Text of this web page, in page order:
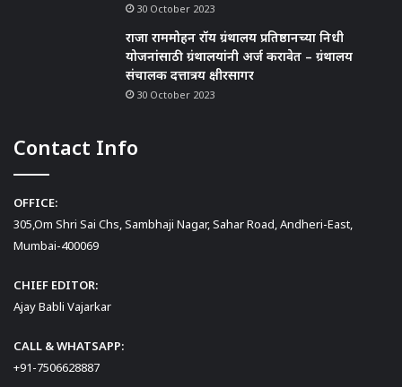
30 October 2023
राजा राममोहन रॉय ग्रंथालय प्रतिष्ठानच्या निधी
योजनांसाठी ग्रंथालयांनी अर्ज करावेत – ग्रंथालय
संचालक दत्तात्रय क्षीरसागर
30 October 2023
Contact Info
OFFICE:
305,Om Shri Sai Chs, Sambhaji Nagar, Sahar Road, Andheri-East,
Mumbai-400069
CHIEF EDITOR:
Ajay Babli Vajarkar
CALL & WHATSAPP:
+91-7506628887